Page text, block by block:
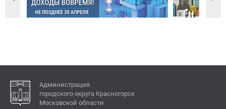
Администрация
городского округа Красногорск
Московской области